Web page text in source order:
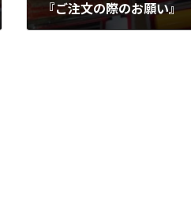
『ご注文の際のお願い』